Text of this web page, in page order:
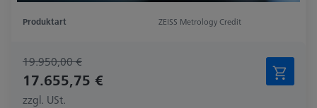
Produktart ZEISS Metrology Credit
19.950,00 €
17.655,75 €
zzgl. USt.